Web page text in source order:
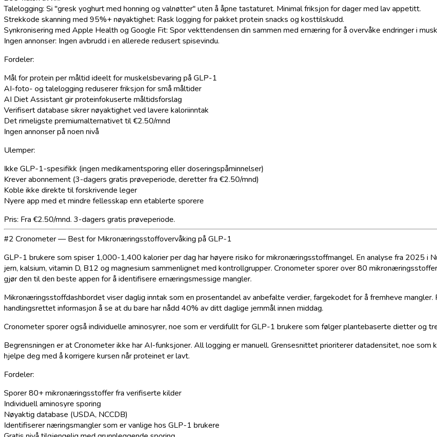
Talelogging: Si "gresk yoghurt med honning og valnøtter" uten å åpne tastaturet. Minimal friksjon for dager med lav appetitt.
Strekkode skanning med 95%+ nøyaktighet: Rask logging for pakket protein snacks og kosttilskudd.
Synkronisering med Apple Health og Google Fit: Spor vekttendensen din sammen med ernæring for å overvåke endringer i
Ingen annonser: Ingen avbrudd i en allerede redusert spisevindu.
Fordeler:
Mål for protein per måltid ideelt for muskelsbevaring på GLP-1
AI-foto- og talelogging reduserer friksjon for små måltider
AI Diet Assistant gir proteinfokuserte måltidsforslag
Verifisert database sikrer nøyaktighet ved lavere kaloriinntak
Det rimeligste premiumalternativet til €2.50/mnd
Ingen annonser på noen nivå
Ulemper:
Ikke GLP-1-spesifikk (ingen medikamentsporing eller doseringspåminnelser)
Krever abonnement (3-dagers gratis prøveperiode, deretter fra €2.50/mnd)
Koble ikke direkte til forskrivende leger
Nyere app med et mindre fellesskap enn etablerte sporere
Pris: Fra €2.50/mnd. 3-dagers gratis prøveperiode.
#2 Cronometer — Best for Mikronæringsstoffovervåking på GLP-1
GLP-1 brukere som spiser 1,000-1,400 kalorier per dag har høyere risiko for mikronæringsstoffmangel. En analyse fra 2025 i
jern, kalsium, vitamin D, B12 og magnesium sammenlignet med kontrollgrupper. Cronometer sporer over 80
gjør den til den beste appen for å identifisere ernæringsmessige mangler.
Mikronæringsstoffdashbordet viser daglig inntak som en prosentandel av anbefalte verdier, fargekodet for å fremheve
handlingsrettet informasjon å se at du bare har nådd 40% av ditt daglige jernmål innen middag.
Cronometer sporer også individuelle aminosyrer, noe som er verdifullt for GLP-1 brukere som følger plantebaserte dietter og
Begrensningen er at Cronometer ikke har AI-funksjoner. All logging er manuell. Grensesnittet prioriterer datadensitet, noe som
hjelpe deg med å korrigere kursen når proteinet er lavt.
Fordeler:
Sporer 80+ mikronæringsstoffer fra verifiserte kilder
Individuell aminosyre sporing
Nøyaktig database (USDA, NCCDB)
Identifiserer næringsmangler som er vanlige hos GLP-1 brukere